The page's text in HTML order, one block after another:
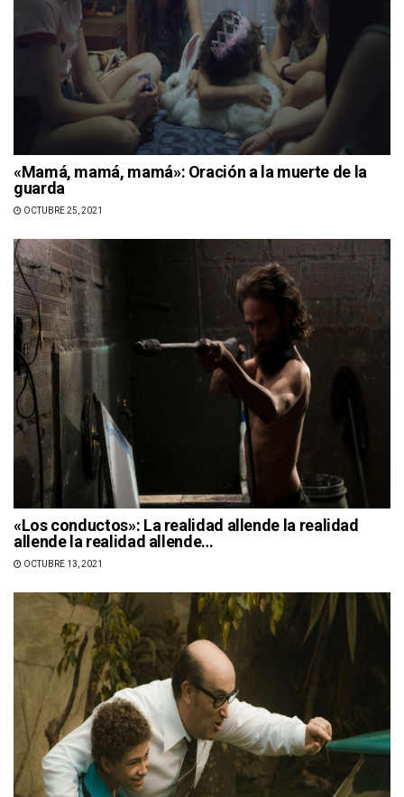
«Mamá, mamá, mamá»: Oración a la muerte de la
guarda
OCTUBRE 25, 2021
«Los conductos»: La realidad allende la realidad
allende la realidad allende…
OCTUBRE 13, 2021